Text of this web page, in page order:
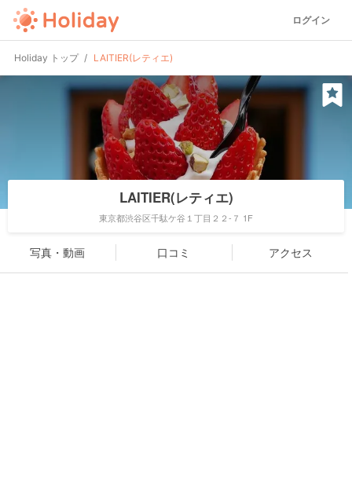
ログイン
Holiday トップ LAITIER(レティエ)
LAITIER(レティエ)
東京都渋谷区千駄ケ谷１丁目２２-７ 1F
写真・動画 口コミ アクセス